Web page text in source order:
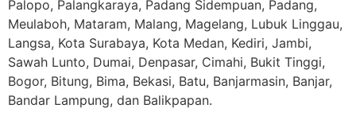
Palopo, Palangkaraya, Padang Sidempuan, Padang,
Meulaboh, Mataram, Malang, Magelang, Lubuk Linggau,
Langsa, Kota Surabaya, Kota Medan, Kediri, Jambi,
Sawah Lunto, Dumai, Denpasar, Cimahi, Bukit Tinggi,
Bogor, Bitung, Bima, Bekasi, Batu, Banjarmasin, Banjar,
Bandar Lampung, dan Balikpapan.